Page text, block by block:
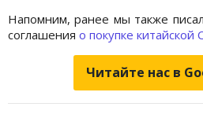
Напомним, ранее мы также
соглашения о покупке китайской
Читайте нас в